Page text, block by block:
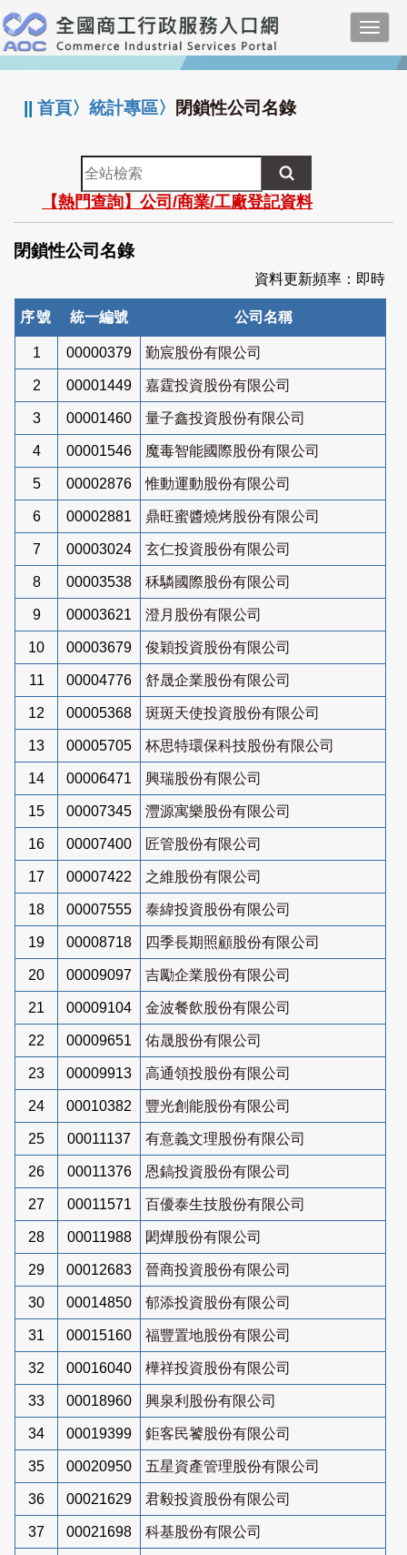
跳
到
主
要
:::
||首頁〉統計專區〉 閉鎖性公司名錄
全
站
檢
索
【熱門查詢】公司/商業/工廠登記資料
閉鎖性公司名錄
資料更新頻率：即時
序號 統一編號 公司名稱
1 00000379 勤宸股份有限公司
2 00001449 嘉霆投資股份有限公司
3 00001460 量子鑫投資股份有限公司
4 00001546 魔毒智能國際股份有限公司
5 00002876 惟動運動股份有限公司
6 00002881 鼎旺蜜醬燒烤股份有限公司
7 00003024 玄仁投資股份有限公司
8 00003538 秝驎國際股份有限公司
9 00003621 澄月股份有限公司
10 00003679 俊穎投資股份有限公司
11 00004776 舒晟企業股份有限公司
12 00005368 斑斑天使投資股份有限公司
13 00005705 杯思特環保科技股份有限公司
14 00006471 興瑞股份有限公司
15 00007345 灃源寓樂股份有限公司
16 00007400 匠管股份有限公司
17 00007422 之維股份有限公司
18 00007555 泰緯投資股份有限公司
19 00008718 四季長期照顧股份有限公司
20 00009097 吉勵企業股份有限公司
21 00009104 金波餐飲股份有限公司
22 00009651 佑晟股份有限公司
23 00009913 高通領投股份有限公司
24 00010382 豐光創能股份有限公司
25 00011137 有意義文理股份有限公司
26 00011376 恩鎬投資股份有限公司
27 00011571 百優泰生技股份有限公司
28 00011988 閎燁股份有限公司
29 00012683 晉商投資股份有限公司
30 00014850 郁添投資股份有限公司
31 00015160 福豐置地股份有限公司
32 00016040 樺祥投資股份有限公司
33 00018960 興泉利股份有限公司
34 00019399 鉅客民饕股份有限公司
35 00020950 五星資產管理股份有限公司
36 00021629 君毅投資股份有限公司
37 00021698 科基股份有限公司